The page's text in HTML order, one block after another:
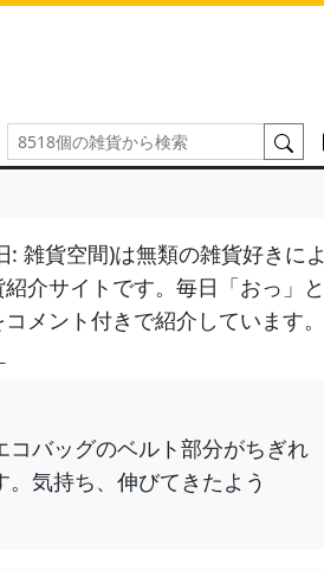
: 雑貨空間)は無類の雑貨好きによ
介サイトです。毎日「おっ」と
メント付きで紹介しています。
バッグのベルト部分がちぎれ
気持ち、伸びてきたよう